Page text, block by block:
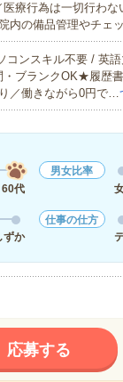
療行為は一切行わ
内の備品管理やチェ
コンスキル不要 / 英
ブランクOK★履歴
／働きながら0円で…
60代
男女比率
ずか
仕事の仕方
応募する